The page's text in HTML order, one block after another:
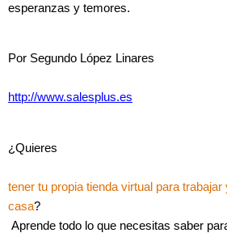
esperanzas y temores.
Por Segundo López Linares
http://www.salesplus.es
¿Quieres
tener tu propia tienda virtual para
casa?
Aprende todo lo que necesitas saber